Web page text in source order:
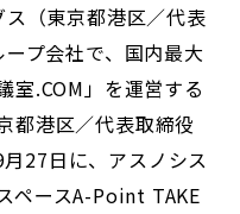
（東京都港区／代表
プ会社で、国内最大
室.COM」を運営する
都港区／代表取締役
27日に、アスノシス
ペースA-Point TAKE